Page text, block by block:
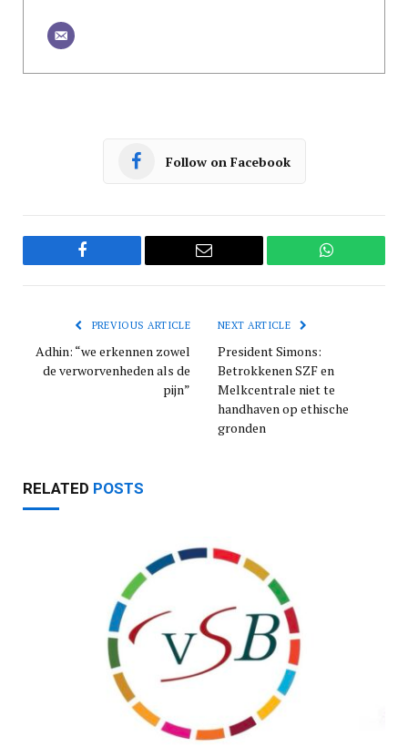
Follow on Facebook
Facebook Email WhatsApp
PREVIOUS ARTICLE
Adhin: “we erkennen zowel
de verworvenheden als de
pijn”
NEXT ARTICLE
President Simons:
Betrokkenen SZF en
Melkcentrale niet te
handhaven op ethische
gronden
RELATED POSTS